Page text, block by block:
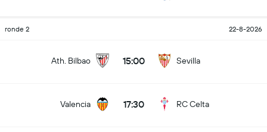
ronde 2 22-8-2026
Ath. Bilbao 15:00 Sevilla
Valencia 17:30 RC Celta